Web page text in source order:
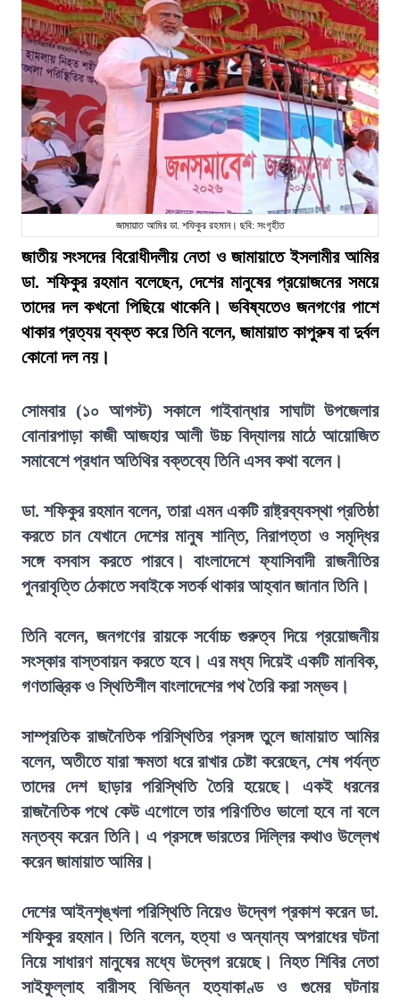
জামায়াত আমির ডা. শফিকুর রহমান। ছবি: সংগৃহীত
জাতীয় সংসদের বিরোধীদলীয় নেতা ও জামায়াতে ইসলামীর আমির
ডা. শফিকুর রহমান বলেছেন, দেশের মানুষের প্রয়োজনের সময়ে
তাদের দল কখনো পিছিয়ে থাকেনি। ভবিষ্যতেও জনগণের পাশে
থাকার প্রত্যয় ব্যক্ত করে তিনি বলেন, জামায়াত কাপুরুষ বা দুর্বল
কোনো দল নয়।
সোমবার (১০ আগস্ট) সকালে গাইবান্ধার সাঘাটা উপজেলার
বোনারপাড়া কাজী আজহার আলী উচ্চ বিদ্যালয় মাঠে আয়োজিত
সমাবেশে প্রধান অতিথির বক্তব্যে তিনি এসব কথা বলেন।
ডা. শফিকুর রহমান বলেন, তারা এমন একটি রাষ্ট্রব্যবস্থা প্রতিষ্ঠা
করতে চান যেখানে দেশের মানুষ শান্তি, নিরাপত্তা ও সমৃদ্ধির
সঙ্গে বসবাস করতে পারবে। বাংলাদেশে ফ্যাসিবাদী রাজনীতির
পুনরাবৃত্তি ঠেকাতে সবাইকে সতর্ক থাকার আহ্বান জানান তিনি।
তিনি বলেন, জনগণের রায়কে সর্বোচ্চ গুরুত্ব দিয়ে প্রয়োজনীয়
সংস্কার বাস্তবায়ন করতে হবে। এর মধ্য দিয়েই একটি মানবিক,
গণতান্ত্রিক ও স্থিতিশীল বাংলাদেশের পথ তৈরি করা সম্ভব।
সাম্প্রতিক রাজনৈতিক পরিস্থিতির প্রসঙ্গ তুলে জামায়াত আমির
বলেন, অতীতে যারা ক্ষমতা ধরে রাখার চেষ্টা করেছেন, শেষ পর্যন্ত
তাদের দেশ ছাড়ার পরিস্থিতি তৈরি হয়েছে। একই ধরনের
রাজনৈতিক পথে কেউ এগোলে তার পরিণতিও ভালো হবে না বলে
মন্তব্য করেন তিনি। এ প্রসঙ্গে ভারতের দিল্লির কথাও উল্লেখ
করেন জামায়াত আমির।
দেশের আইনশৃঙ্খলা পরিস্থিতি নিয়েও উদ্বেগ প্রকাশ করেন ডা.
শফিকুর রহমান। তিনি বলেন, হত্যা ও অন্যান্য অপরাধের ঘটনা
নিয়ে সাধারণ মানুষের মধ্যে উদ্বেগ রয়েছে। নিহত শিবির নেতা
সাইফুল্লাহ বারীসহ বিভিন্ন হত্যাকাণ্ড ও গুমের ঘটনায়